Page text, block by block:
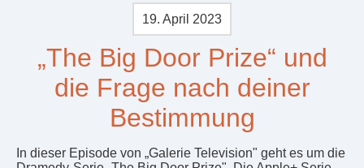
19. April 2023
„The Big Door Prize“ und
die Frage nach deiner
Bestimmung
In dieser Episode von „Galerie Television" geht es um die